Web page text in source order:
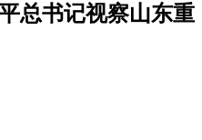
总书记视察山东重